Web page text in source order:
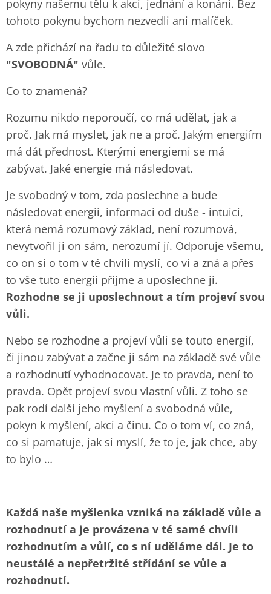
pokyny našemu tělu k akci, jednání a konání. Bez
tohoto pokynu bychom nezvedli ani malíček.
A zde přichází na řadu to důležité slovo
"SVOBODNÁ" vůle.
Co to znamená?
Rozumu nikdo neporoučí, co má udělat, jak a
proč. Jak má myslet, jak ne a proč. Jakým energiím
má dát přednost. Kterými energiemi se má
zabývat. Jaké energie má následovat.
Je svobodný v tom, zda poslechne a bude
následovat energii, informaci od duše - intuici,
která nemá rozumový základ, není rozumová,
nevytvořil ji on sám, nerozumí jí. Odporuje všemu,
co on si o tom v té chvíli myslí, co ví a zná a přes
to vše tuto energii přijme a uposlechne ji.
Rozhodne se ji uposlechnout a tím projeví svou
vůli.
Nebo se rozhodne a projeví vůli se touto energií,
či jinou zabývat a začne ji sám na základě své vůle
a rozhodnutí vyhodnocovat. Je to pravda, není to
pravda. Opět projeví svou vlastní vůli. Z toho se
pak rodí další jeho myšlení a svobodná vůle,
pokyn k myšlení, akci a činu. Co o tom ví, co zná,
co si pamatuje, jak si myslí, že to je, jak chce, aby
to bylo …
Každá naše myšlenka vzniká na základě vůle a
rozhodnutí a je provázena v té samé chvíli
rozhodnutím a vůlí, co s ní uděláme dál. Je to
neustálé a nepřetržité střídání se vůle a
rozhodnutí.